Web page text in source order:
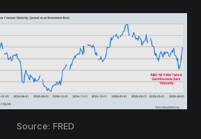
Source: FRED